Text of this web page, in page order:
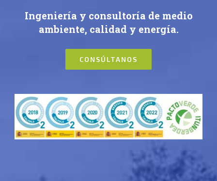
Ingeniería y consultoría de medio
ambiente, calidad y energía.
CONSÚLTANOS